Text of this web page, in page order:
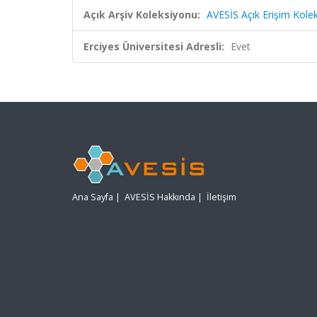
Açık Arşiv Koleksiyonu: AVESİS Açık Erişim
Erciyes Üniversitesi Adresli: Evet
Ana Sayfa | AVESİS Hakkında | İletişim